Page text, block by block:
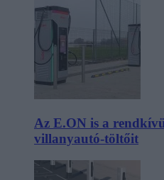
Az E.ON is a
villanyautó-töltőit